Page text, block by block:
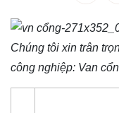
Chúng tôi xin trân
công nghiệp: Van